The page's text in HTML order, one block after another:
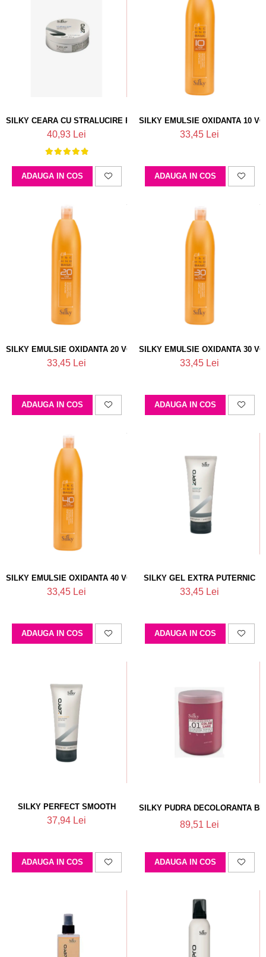
SILKY CEARA CU STRALUCIRE PUTERNICA
40,93 Lei
ADAUGA IN COS
SILKY EMULSIE OXIDANTA 10
33,45 Lei
ADAUGA IN COS
SILKY EMULSIE OXIDANTA 20 VOL 6%
33,45 Lei
ADAUGA IN COS
SILKY EMULSIE OXIDANTA 30
33,45 Lei
ADAUGA IN COS
SILKY EMULSIE OXIDANTA 40 VOL 12%
33,45 Lei
ADAUGA IN COS
SILKY GEL EXTRA PUTERNIC
33,45 Lei
ADAUGA IN COS
SILKY PERFECT SMOOTH
37,94 Lei
ADAUGA IN COS
SILKY PUDRA DECOLORANTA
89,51 Lei
ADAUGA IN COS